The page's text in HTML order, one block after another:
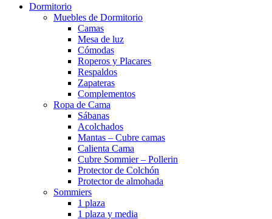
Dormitorio
Muebles de Dormitorio
Camas
Mesa de luz
Cómodas
Roperos y Placares
Respaldos
Zapateras
Complementos
Ropa de Cama
Sábanas
Acolchados
Mantas – Cubre camas
Calienta Cama
Cubre Sommier – Pollerin
Protector de Colchón
Protector de almohada
Sommiers
1 plaza
1 plaza y media